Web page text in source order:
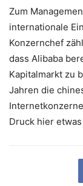
Zum
internationale
Konzernchef
dass Alibaba
Kapitalmarkt zu
Jahren die
Druck hier